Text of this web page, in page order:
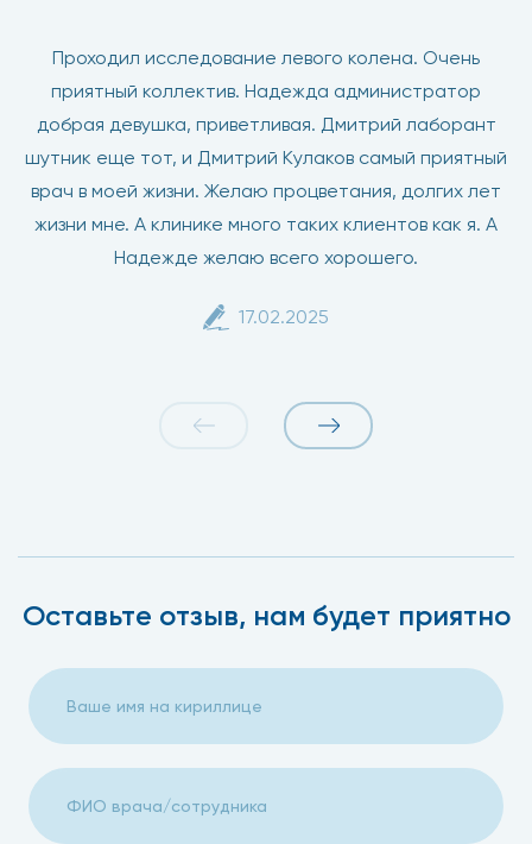
Проходил исследование левого колена. Очень
приятный коллектив. Надежда администратор
добрая девушка, приветливая. Дмитрий лаборант
шутник еще тот, и Дмитрий Кулаков самый приятный
врач в моей жизни. Желаю процветания, долгих лет
жизни мне. А клинике много таких клиентов как я. А
Надежде желаю всего хорошего.
17.02.2025
Оставьте отзыв, нам будет приятно